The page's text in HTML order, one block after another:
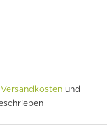
Versandkosten und